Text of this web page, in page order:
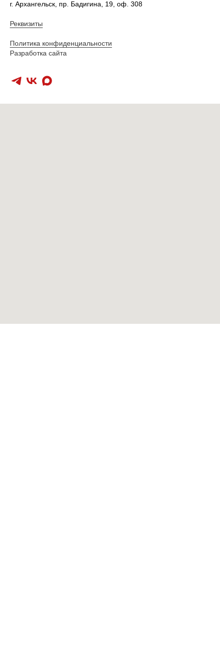
г. Архангельск, пр. Бадигина, 19, оф. 308
Реквизиты
Политика конфиденциальности
Разработка сайта